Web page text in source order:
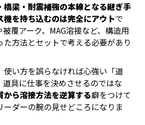
橋梁・耐震補強の本線となる継ぎ手
機を持ち込むのは完全にアウトで
覆アーク、MAG溶接など、構造用
た方法とセットで考える必要があり
使い方を誤らなければ心強い「道
具に仕事を決めさせるのではな
から溶接方法を逆算する癖をつけて
ーダーの腕の見せどころになりま